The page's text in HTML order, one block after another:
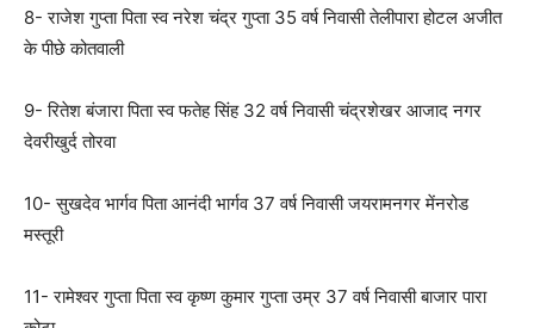
8- राजेश गुप्ता पिता स्व नरेश चंद्र गुप्ता 35 वर्ष निवासी तेलीपारा होटल अजीत
के पीछे कोतवाली
9- रितेश बंजारा पिता स्व फतेह सिंह 32 वर्ष निवासी चंद्रशेखर आजाद नगर
देवरीखुर्द तोरवा
10- सुखदेव भार्गव पिता आनंदी भार्गव 37 वर्ष निवासी जयरामनगर मेंनरोड
मस्तूरी
11- रामेश्वर गुप्ता पिता स्व कृष्ण कुमार गुप्ता उम्र 37 वर्ष निवासी बाजार पारा